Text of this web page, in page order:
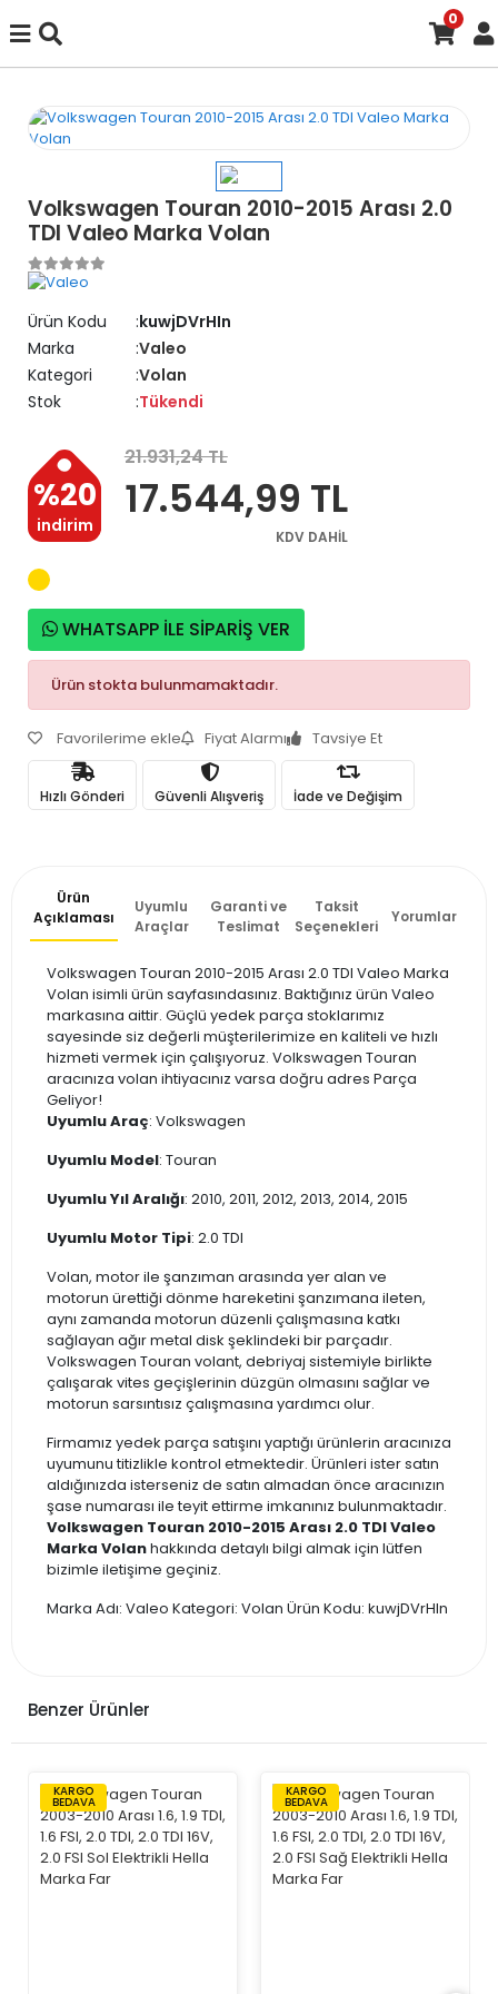
0
Volkswagen Touran 2010-2015 Arası 2.0
TDI Valeo Marka Volan
Ürün Kodu
kuwjDVrHIn
Marka
Valeo
Kategori
Volan
Stok
Tükendi
%20
indirim
21.931,24 TL
17.544,99 TL
KDV DAHİL
WHATSAPP İLE SİPARİŞ VER
Ürün stokta bulunmamaktadır.
Favorilerime ekle Fiyat Alarmı Tavsiye Et
Hızlı Gönderi Güvenli Alışveriş İade ve Değişim
Ürün
Açıklaması
Uyumlu
Araçlar
Garanti ve
Teslimat
Taksit
Seçenekleri
Yorumlar
Volkswagen Touran 2010-2015 Arası 2.0 TDI Valeo Marka
Volan isimli ürün sayfasındasınız. Baktığınız ürün Valeo
markasına aittir. Güçlü yedek parça stoklarımız
sayesinde siz değerli müşterilerimize en kaliteli ve hızlı
hizmeti vermek için çalışıyoruz. Volkswagen Touran
aracınıza volan ihtiyacınız varsa doğru adres Parça
Geliyor!
Uyumlu Araç: Volkswagen
Uyumlu Model: Touran
Uyumlu Yıl Aralığı: 2010, 2011, 2012, 2013, 2014, 2015
Uyumlu Motor Tipi: 2.0 TDI
Volan, motor ile şanzıman arasında yer alan ve
motorun ürettiği dönme hareketini şanzımana ileten,
aynı zamanda motorun düzenli çalışmasına katkı
sağlayan ağır metal disk şeklindeki bir parçadır.
Volkswagen Touran volant, debriyaj sistemiyle birlikte
çalışarak vites geçişlerinin düzgün olmasını sağlar ve
motorun sarsıntısız çalışmasına yardımcı olur.
Firmamız yedek parça satışını yaptığı ürünlerin aracınıza
uyumunu titizlikle kontrol etmektedir. Ürünleri ister satın
aldığınızda isterseniz de satın almadan önce aracınızın
şase numarası ile teyit ettirme imkanınız bulunmaktadır.
Volkswagen Touran 2010-2015 Arası 2.0 TDI Valeo
Marka Volanhakkında detaylı bilgi almak için lütfen
bizimle iletişime geçiniz.
Marka Adı: Valeo Kategori: Volan Ürün Kodu: kuwjDVrHIn
Benzer Ürünler
KARGO
BEDAVA
KARGO
BEDAVA